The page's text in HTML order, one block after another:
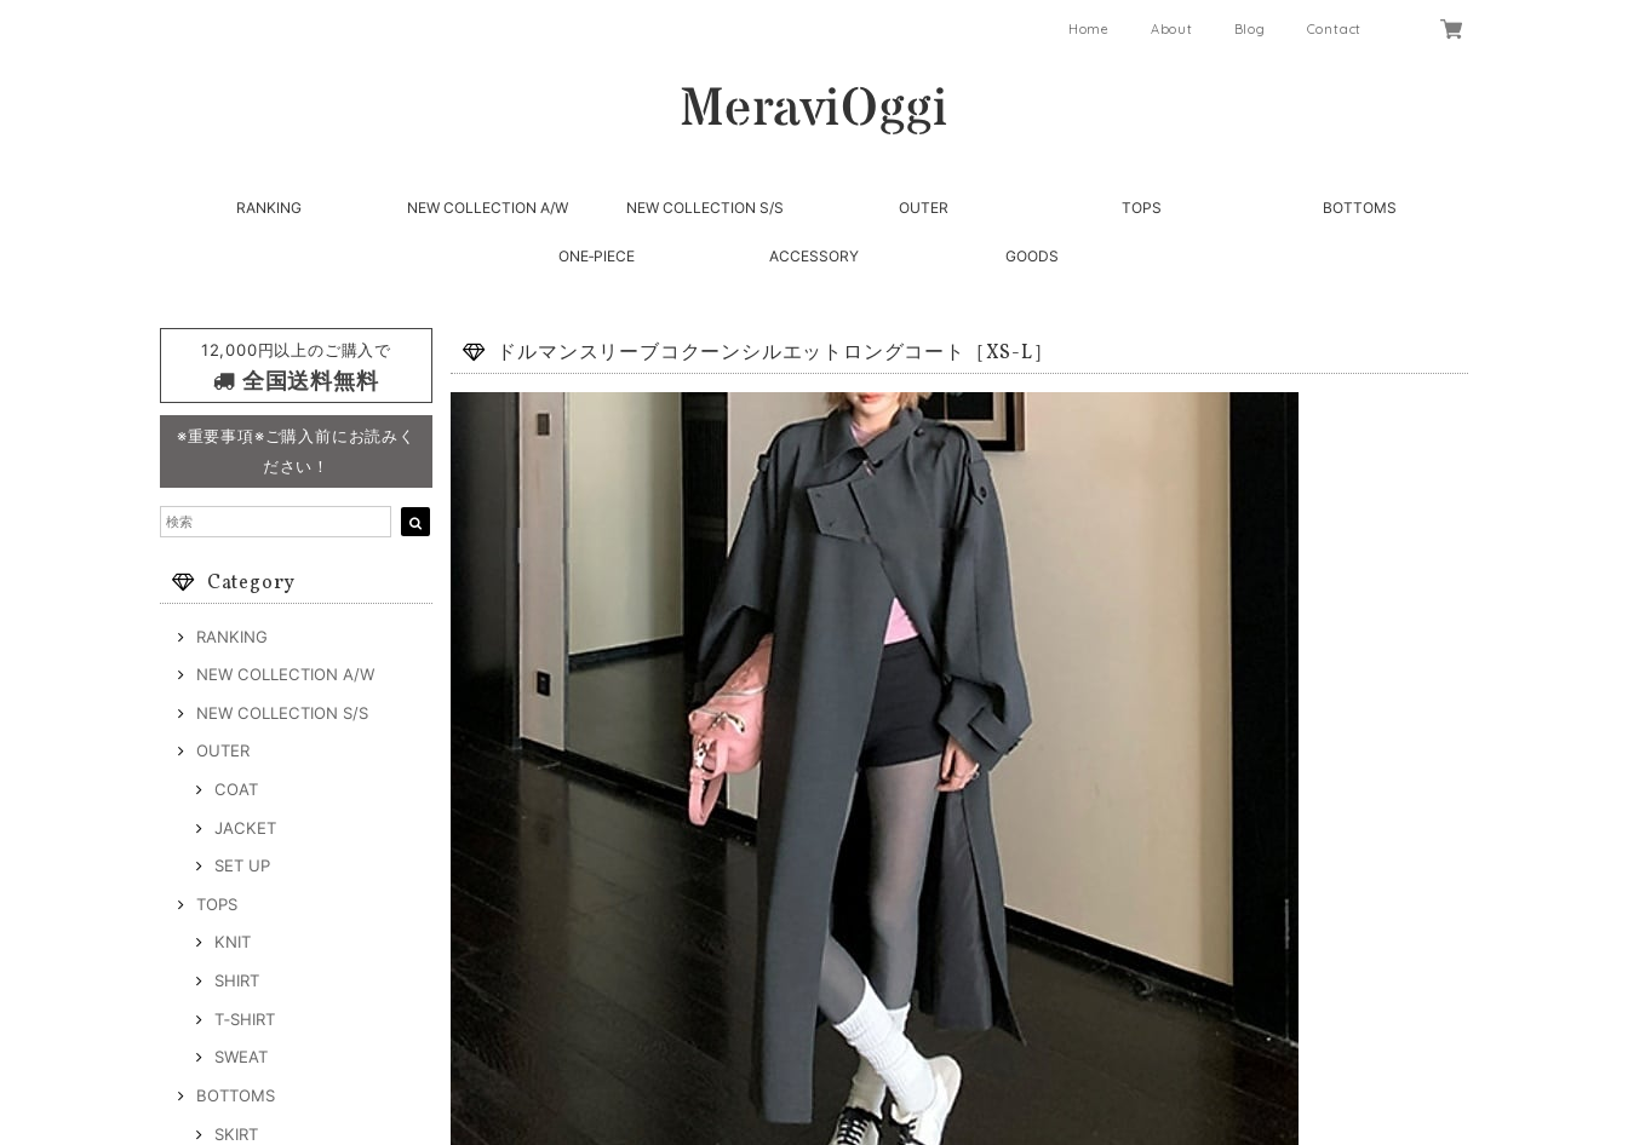
Home About Blog Contact
RANKING NEW COLLECTION A/W NEW COLLECTION S/S OUTER TOPS BOTTOMS
ONE‐PIECE ACCESSORY GOODS
12,000円以上のご購入で
全国送料無料
※重要事項※ご購入前にお読みく
ださい！
Category
RANKING
NEW COLLECTION A/W
NEW COLLECTION S/S
OUTER
COAT
JACKET
SET UP
TOPS
KNIT
SHIRT
T‐SHIRT
SWEAT
BOTTOMS
SKIRT
ドルマンスリーブコクーンシルエットロングコート［XS-L］